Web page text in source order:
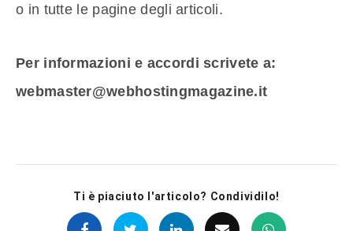
o in tutte le pagine degli articoli.
Per informazioni e accordi scrivete a:
webmaster@webhostingmagazine.it
Ti è piaciuto l'articolo? Condividilo!